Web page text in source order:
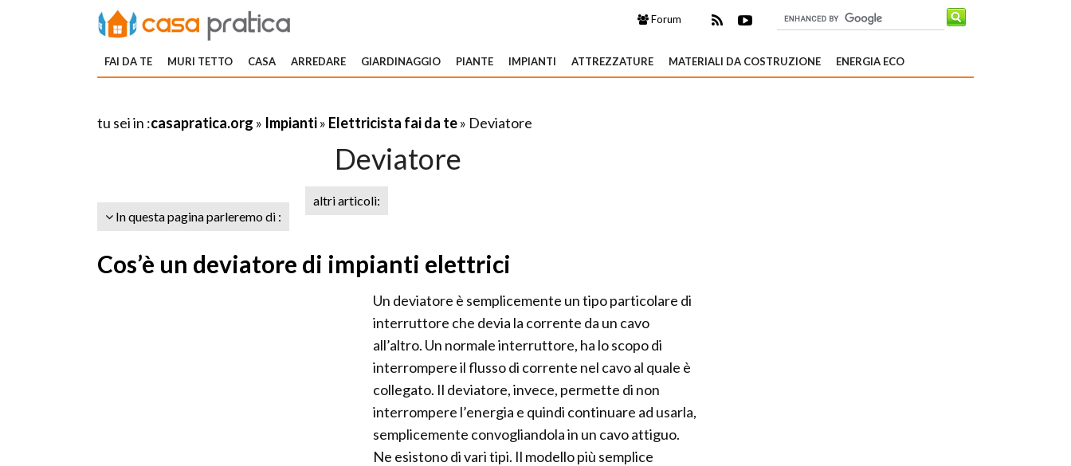
Forum
FAI DA TE MURI TETTO CASA ARREDARE GIARDINAGGIO PIANTE IMPIANTI ATTREZZATURE MATERIALI DA COSTRUZIONE ENERGIA ECO
tu sei in :casapratica.org » Impianti» Elettricista fai da te» Deviatore
Deviatore
In questa pagina parleremo di :
altri articoli:
Cos’è un deviatore di impianti elettrici
Un deviatore è semplicemente un tipo particolare di
interruttore che devia la corrente da un cavo
all’altro. Un normale interruttore, ha lo scopo di
interrompere il flusso di corrente nel cavo al quale è
collegato. Il deviatore, invece, permette di non
interrompere l’energia e quindi continuare ad usarla,
semplicemente convogliandola in un cavo attiguo.
Ne esistono di vari tipi. Il modello più semplice